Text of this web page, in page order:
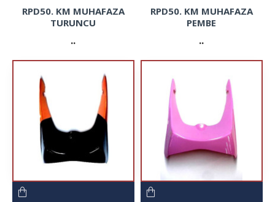
RPD50. KM MUHAFAZA
TURUNCU
..
RPD50. KM MUHAFAZA
PEMBE
..